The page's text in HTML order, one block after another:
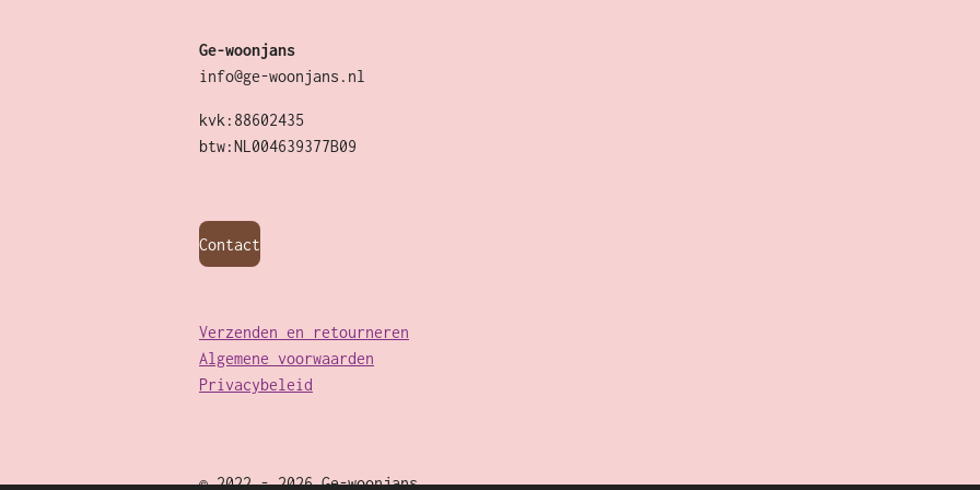
Ge-woonjans
info@ge-woonjans.nl
kvk:88602435
btw:NL004639377B09
Contact
Verzenden en retourneren
Algemene voorwaarden
Privacybeleid
© 2022 - 2026 Ge-woonjans